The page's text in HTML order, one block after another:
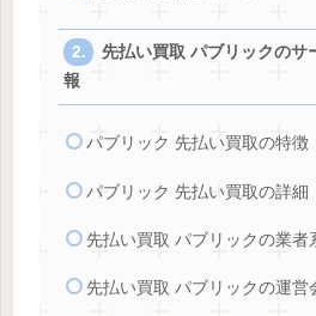
先払い買取 パブリックのサ
報
パブリック 先払い買取の特徴
パブリック 先払い買取の詳細
先払い買取 パブリックの業者
先払い買取 パブリックの運営